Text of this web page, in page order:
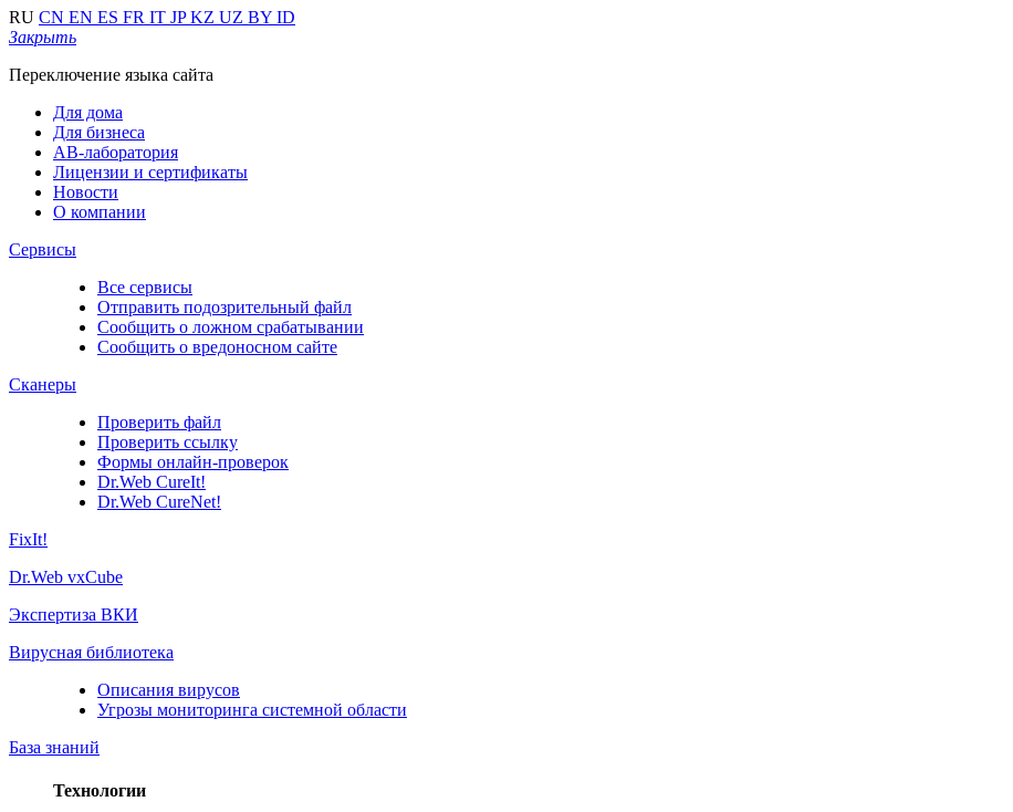
RU CN EN ES FR IT JPKZ UZ BY ID
Закрыть
Переключение языка сайта
Для дома
Для бизнеса
АВ-лаборатория
Лицензии и сертификаты
Новости
О компании
Сервисы
Все сервисы
Отправить подозрительный файл
Сообщить о ложном срабатывании
Сообщить о вредоносном сайте
Сканеры
Проверить файл
Проверить ссылку
Формы онлайн-проверок
Dr.Web CureIt!
Dr.Web CureNet!
FixIt!
Dr.Web vxCube
Экспертиза ВКИ
Вирусная библиотека
Описания вирусов
Угрозы мониторинга системной области
База знаний
Технологии